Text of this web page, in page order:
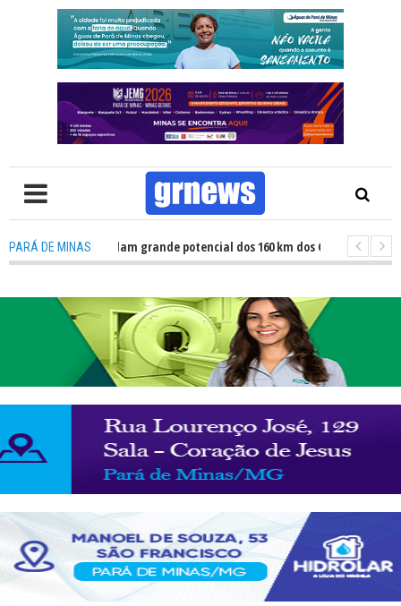
PARÁ DE MINAS
TV: Atletas revelam grande potencial dos 160 km dos Caminhos do